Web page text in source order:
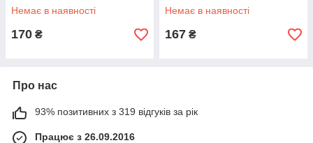
Немає в наявності
170 ₴
Немає в наявності
167 ₴
Про нас
93% позитивних з 319 відгуків за рік
Працює з 26.09.2016